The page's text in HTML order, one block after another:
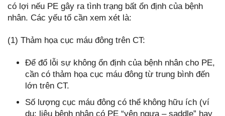
có lợi nếu PE gây ra tình trạng bất ổn định của bệnh
nhân. Các yếu tố cần xem xét là:
(1) Thảm họa cục máu đông trên CT:
Để đổ lỗi sự không ổn định của bệnh nhân cho PE,
cần có thảm họa cục máu đông từ trung bình đến
lớn trên CT.
Số lượng cục máu đông có thể không hữu ích (ví
dụ: liệu bệnh nhân có PE “yên ngựa – saddle” hay